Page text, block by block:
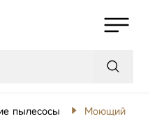
пылесосы
Моющий